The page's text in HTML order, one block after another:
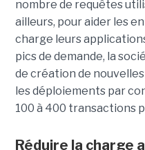
nombre de requêtes
ailleurs, pour aider les
charge leurs
pics de demande, la
de création de
les déploiements par
100 à 400 transactions
Réduire la charge